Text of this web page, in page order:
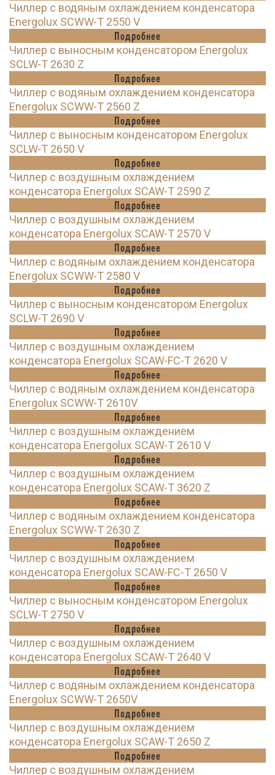
Чиллер с водяным охлаждением конденсатора
Energolux SCWW-T 2550 V
Подробнее
Чиллер с выносным конденсатором Energolux
SCLW-T 2630 Z
Подробнее
Чиллер с водяным охлаждением конденсатора
Energolux SCWW-T 2560 Z
Подробнее
Чиллер с выносным конденсатором Energolux
SCLW-T 2650 V
Подробнее
Чиллер с воздушным охлаждением
конденсатора Energolux SCAW-T 2590 Z
Подробнее
Чиллер с воздушным охлаждением
конденсатора Energolux SCAW-T 2570 V
Подробнее
Чиллер с водяным охлаждением конденсатора
Energolux SCWW-T 2580 V
Подробнее
Чиллер с выносным конденсатором Energolux
SCLW-T 2690 V
Подробнее
Чиллер с воздушным охлаждением
конденсатора Energolux SCAW-FC-T 2620 V
Подробнее
Чиллер с водяным охлаждением конденсатора
Energolux SCWW-T 2610V
Подробнее
Чиллер с воздушным охлаждением
конденсатора Energolux SCAW-T 2610 V
Подробнее
Чиллер с воздушным охлаждением
конденсатора Energolux SCAW-T 3620 Z
Подробнее
Чиллер с водяным охлаждением конденсатора
Energolux SCWW-T 2630 Z
Подробнее
Чиллер с воздушным охлаждением
конденсатора Energolux SCAW-FC-T 2650 V
Подробнее
Чиллер с выносным конденсатором Energolux
SCLW-T 2750 V
Подробнее
Чиллер с воздушным охлаждением
конденсатора Energolux SCAW-T 2640 V
Подробнее
Чиллер с водяным охлаждением конденсатора
Energolux SCWW-T 2650V
Подробнее
Чиллер с воздушным охлаждением
конденсатора Energolux SCAW-T 2650 Z
Подробнее
Чиллер с воздушным охлаждением